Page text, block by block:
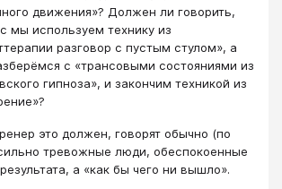
движения»? Должен ли говорить,
мы используем технику из
разговор с пустым стулом», а
с «трансовыми состояниями из
гипноза», и закончим техникой из
это должен, говорят обычно (по
тревожные люди, обеспокоенные
а «как бы чего ни вышло».